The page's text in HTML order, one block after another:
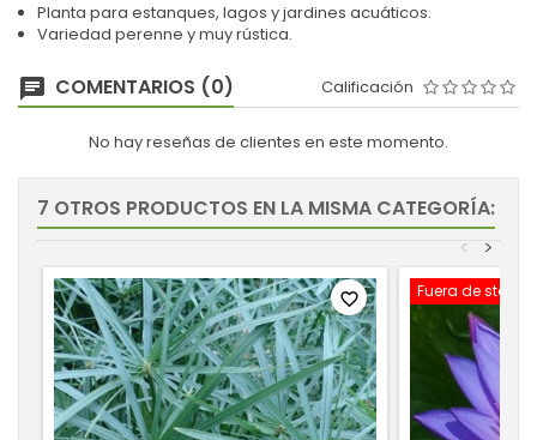
Planta para estanques, lagos y jardines acuáticos.
Variedad perenne y muy rústica.
COMENTARIOS (0) Calificación
No hay reseñas de clientes en este momento.
7 OTROS PRODUCTOS EN LA MISMA CATEGORÍA:
>
<
favorite_border Fuera de stock